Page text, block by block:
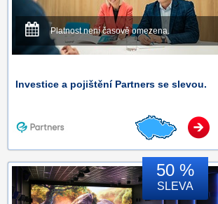
Platnost není časově omezena.
Investice a pojištění Partners se slevou.
50 %
SLEVA